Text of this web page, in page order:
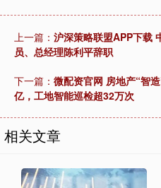
上一篇： 沪深策略联盟APP下载
员、总经理陈利平辞职
下一篇： 微配资官网 房地产“智
亿，工地智能巡检超32万次
相关文章